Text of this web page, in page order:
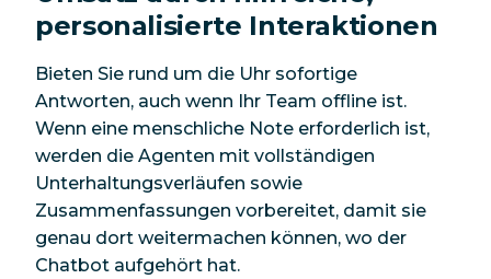
personalisierte Interaktionen
Bieten Sie rund um die Uhr sofortige
Antworten, auch wenn Ihr Team offline ist.
Wenn eine menschliche Note erforderlich ist,
werden die Agenten mit vollständigen
Unterhaltungsverläufen sowie
Zusammenfassungen vorbereitet, damit sie
genau dort weitermachen können, wo der
Chatbot aufgehört hat.